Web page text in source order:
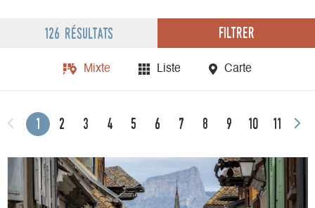
126 résultats Filtrer
Mixte Liste Carte
1 2 3 4 5 6 7 8 9 10 11